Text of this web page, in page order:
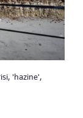
'hazine',